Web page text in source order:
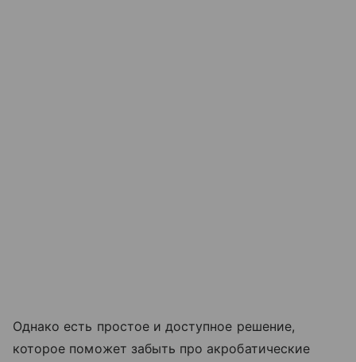
Однако есть простое и доступное решение,
которое поможет забыть про акробатические